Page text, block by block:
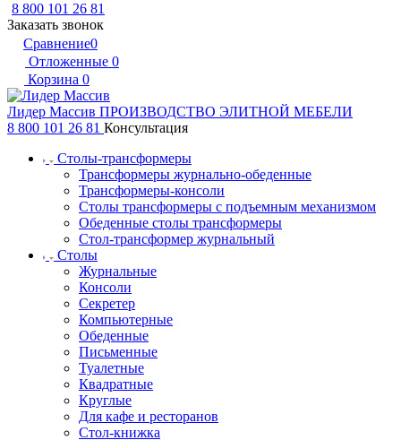
8 800 101 26 81
Заказать звонок
Сравнение0
Отложенные 0
Корзина 0
Лидер Массив ПРОИЗВОДСТВО ЭЛИТНОЙ МЕБЕЛИ
8 800 101 26 81 Консультация
Столы-трансформеры
Трансформеры журнально-обеденные
Трансформеры-консоли
Столы трансформеры с подъемным механизмом
Обеденные столы трансформеры
Стол-трансформер журнальный
Столы
Журнальные
Консоли
Секретер
Компьютерные
Обеденные
Письменные
Туалетные
Квадратные
Круглые
Для кафе и ресторанов
Стол-книжка